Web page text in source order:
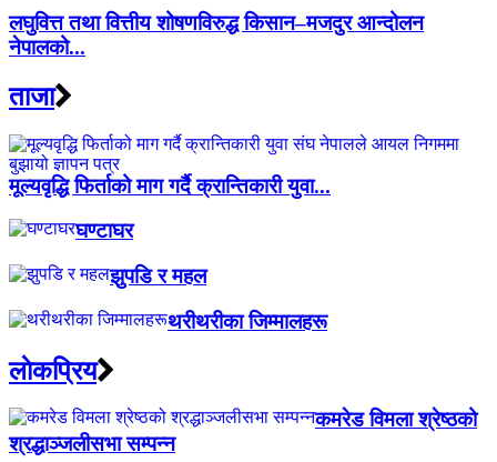
लघुवित्त तथा वित्तीय शोषणविरुद्ध किसान–मजदुर आन्दोलन
नेपालको...
ताजा
मूल्यवृद्धि फिर्ताको माग गर्दै क्रान्तिकारी युवा...
घण्टाघर
झुपडि र महल
थरीथरीका जिम्मालहरू
लाेकप्रिय
कमरेड विमला श्रेष्ठको
श्रद्धाञ्जलीसभा सम्पन्न